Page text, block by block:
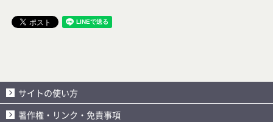
サイトの使い方
著作権・リンク・免責事項